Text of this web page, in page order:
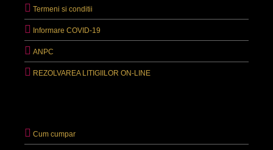
Termeni si conditii
Informare COVID-19
ANPC
REZOLVAREA LITIGIILOR ON-LINE
Cum cumpar